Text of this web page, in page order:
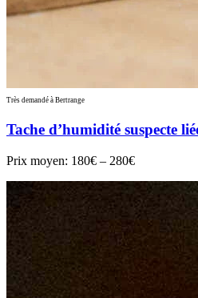
Très demandé à Bertrange
Tache d’humidité suspecte
Prix moyen: 180€ – 280€